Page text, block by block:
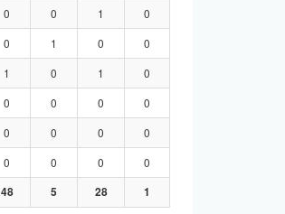
0 0 1
0
0 1 0
0
1 0 1
0
0 0 0
0
0 0 0
0
0 0 0
0
48 5 28 1